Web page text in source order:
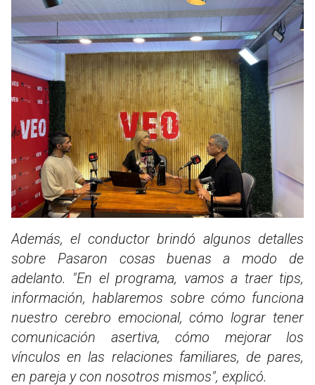
Además, el conductor brindó algunos detalles
sobre Pasaron cosas buenas a modo de
adelanto. "En el programa, vamos a traer tips,
información, hablaremos sobre cómo funciona
nuestro cerebro emocional, cómo lograr tener
comunicación asertiva, cómo mejorar los
vínculos en las relaciones familiares, de pares,
en pareja y con nosotros mismos", explicó.